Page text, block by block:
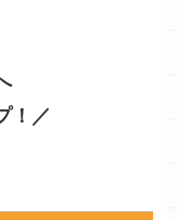
！／